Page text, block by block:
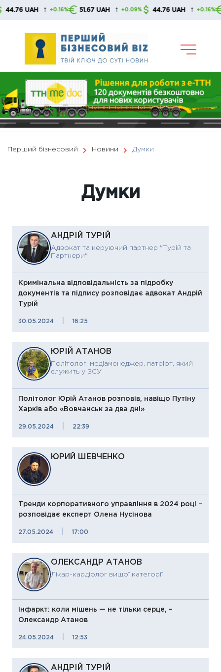
Skip
UAH ↑ +0.16% 51.67 UAH ↑ +0.09% 44.76 UAH ↑ +0.16%
Перший бізнесовий Новини Думки
Думки
АНДРІЙ ТУРІЙ
Адвокат та керуючий партнер "Турій та
Партнери"
Кримінальна відповідальність за підробку
документів та підпису розповідає адвокат Андрій
Турій
30.05.2024 16:25
ЮРІЙ АТАНОВ
Політолог, медіаменеджер, патріот, який
служить у ЗСУ
Політолог Юрій Атанов розповів, навіщо Путіну
Харків або «Вовчанськ за два дні»
29.05.2024 22:39
ЮРИЙ ШЕВЧЕНКО
Тренди корпоративного управління в 2024 році –
розповідає експерт Олена Нусінова
27.05.2024 17:00
ОЛЕКСАНДР АТАНОВ
Лікар-кардіолог вищої категорії
Інфаркт: коли мішень — не тільки серце, –
Олександр Атанов
24.05.2024 12:53
АНДРІЙ ТУРІЙ